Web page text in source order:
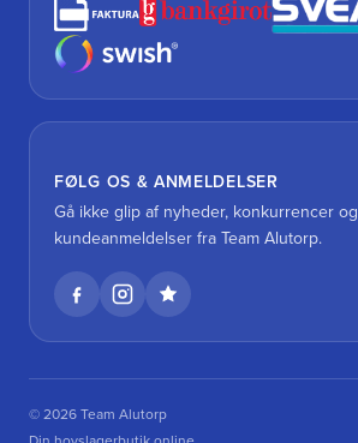
FØLG OS & ANMELDELSER
Gå ikke glip af nyheder, konkurrencer og
kundeanmeldelser fra Team Alutorp.
© 2026 Team Alutorp